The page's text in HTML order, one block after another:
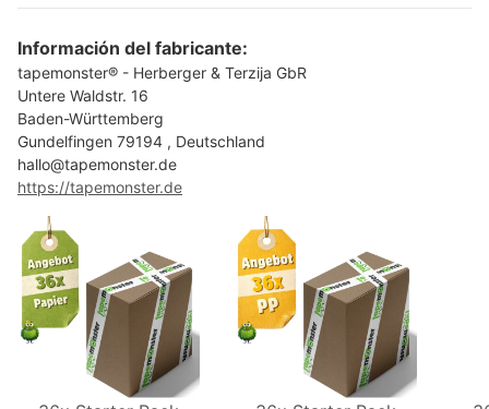
Información del fabricante:
tapemonster® - Herberger & Terzija GbR
Untere Waldstr. 16
Baden-Württemberg
Gundelfingen 79194 , Deutschland
hallo@tapemonster.de
https://tapemonster.de